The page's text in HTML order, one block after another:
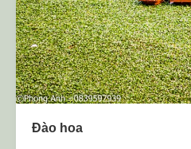
Đào hoa